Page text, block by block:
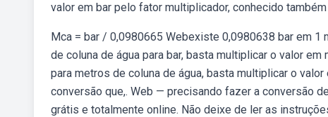
valor em bar pelo fator multiplicador, conhecido
Mca = bar / 0,0980665 Webexiste 0,0980638 bar em 1
de coluna de água para bar, basta multiplicar o valor
para metros de coluna de água, basta multiplicar o
conversão que,. Web — precisando fazer a conversão
grátis e totalmente online. Não deixe de ler as